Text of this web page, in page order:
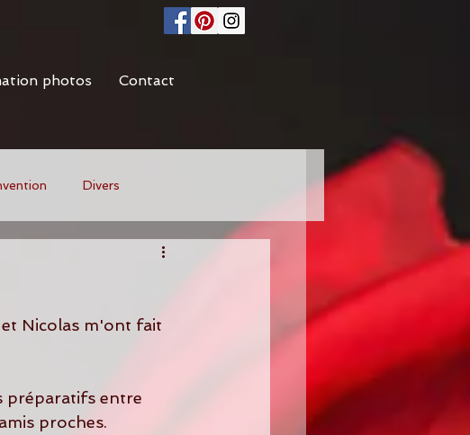
photos Contact
Divers
proches.